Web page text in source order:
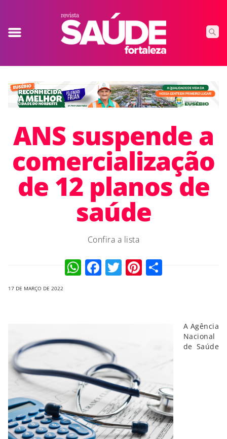
ANS suspende a
comercialização
de 12 planos de
saúde
Confira a lista
WhatsApp
Facebook
TwitterPinterest
17 DE MARÇO DE 2022
A Agência
Nacional
de Saúde